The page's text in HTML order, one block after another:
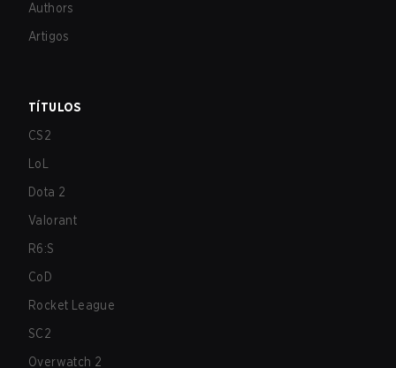
Authors
Artigos
TÍTULOS
CS2
LoL
Dota 2
Valorant
R6:S
CoD
Rocket League
SC2
Overwatch 2